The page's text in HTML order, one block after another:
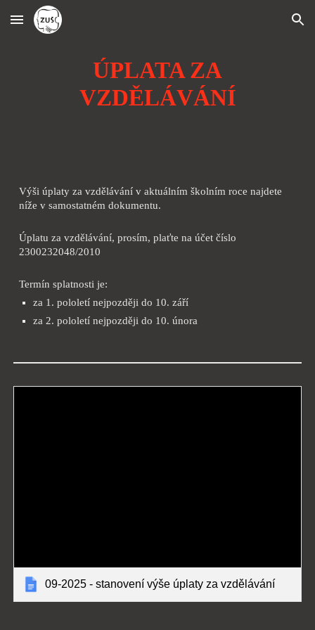
Skip to main content Skip to navigation
ÚPLATA ZA
VZDĚLÁVÁNÍ
Výši úplaty za vzdělávání v aktuálním školním roce najdete
níže v samostatném dokumentu.
Úplatu za vzdělávání, prosím, plaťte na účet číslo
2300232048/2010
Termín splatnosti je:
za 1. pololetí nejpozději do 10. září
za 2. pololetí nejpozději do 10. února
09-2025 - stanovení výše úplaty za vzdělávání